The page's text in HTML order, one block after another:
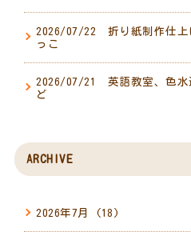
2026/07/22 折り紙制作仕上
っこ
2026/07/21 英語教室、色水
ど
ARCHIVE
2026年7月 (18)